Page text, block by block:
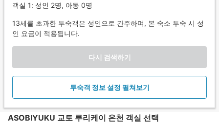
객실 1: 성인 2명, 아동 0명
13세를 초과한 투숙객은 성인으로 간주하며, 본 숙소 투숙 시 성
인 요금이 적용됩니다.
다시 검색하기
투숙객 정보 설정 펼쳐보기
ASOBIYUKU 교토 루리케이 온천 객실 선택